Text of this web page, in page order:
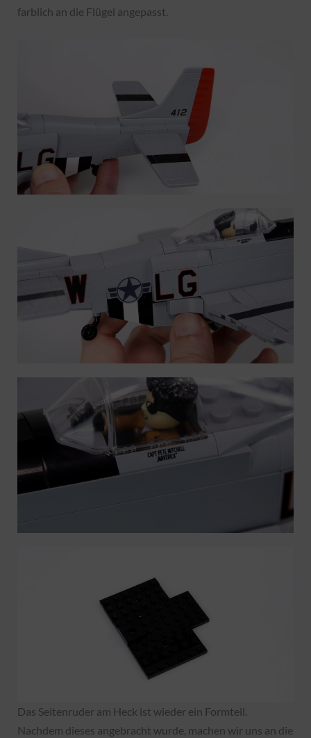
farblich an die Flügel angepasst.
Das Seitenruder am Heck ist wieder ein Formteil.
Nachdem dieses angebracht wurde, machen wir uns an die